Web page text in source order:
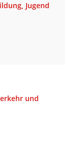
Jugend
und